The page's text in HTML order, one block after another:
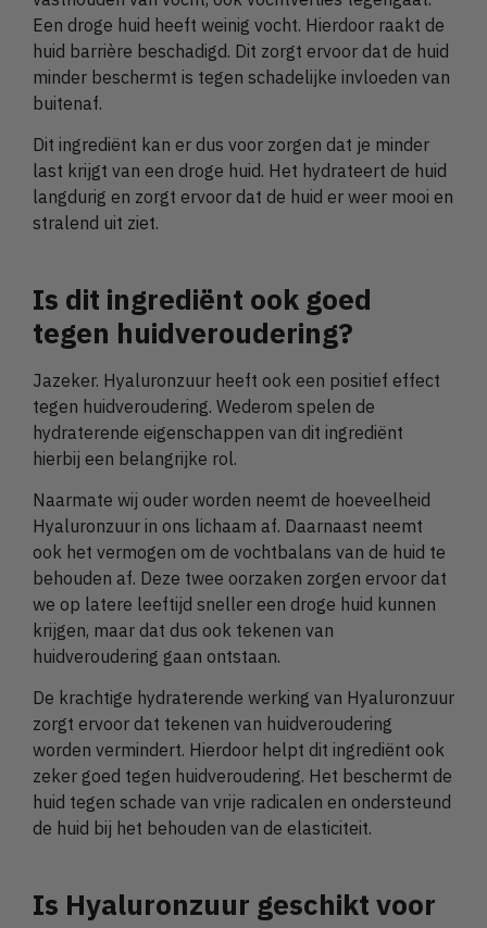
Een droge huid heeft weinig vocht. Hierdoor raakt de
huid barrière beschadigd. Dit zorgt ervoor dat de huid
minder beschermt is tegen schadelijke invloeden van
buitenaf.
Dit ingrediënt kan er dus voor zorgen dat je minder
last krijgt van een droge huid. Het hydrateert de huid
langdurig en zorgt ervoor dat de huid er weer mooi en
stralend uit ziet.
Is dit ingrediënt ook goed
tegen huidveroudering?
Jazeker. Hyaluronzuur heeft ook een positief effect
tegen huidveroudering. Wederom spelen de
hydraterende eigenschappen van dit ingrediënt
hierbij een belangrijke rol.
Naarmate wij ouder worden neemt de hoeveelheid
Hyaluronzuur in ons lichaam af. Daarnaast neemt
ook het vermogen om de vochtbalans van de huid te
behouden af. Deze twee oorzaken zorgen ervoor dat
we op latere leeftijd sneller een droge huid kunnen
krijgen, maar dat dus ook tekenen van
huidveroudering gaan ontstaan.
De krachtige hydraterende werking van Hyaluronzuur
zorgt ervoor dat tekenen van huidveroudering
worden vermindert. Hierdoor helpt dit ingrediënt ook
zeker goed tegen huidveroudering. Het beschermt de
huid tegen schade van vrije radicalen en ondersteund
de huid bij het behouden van de elasticiteit.
Is Hyaluronzuur geschikt voor